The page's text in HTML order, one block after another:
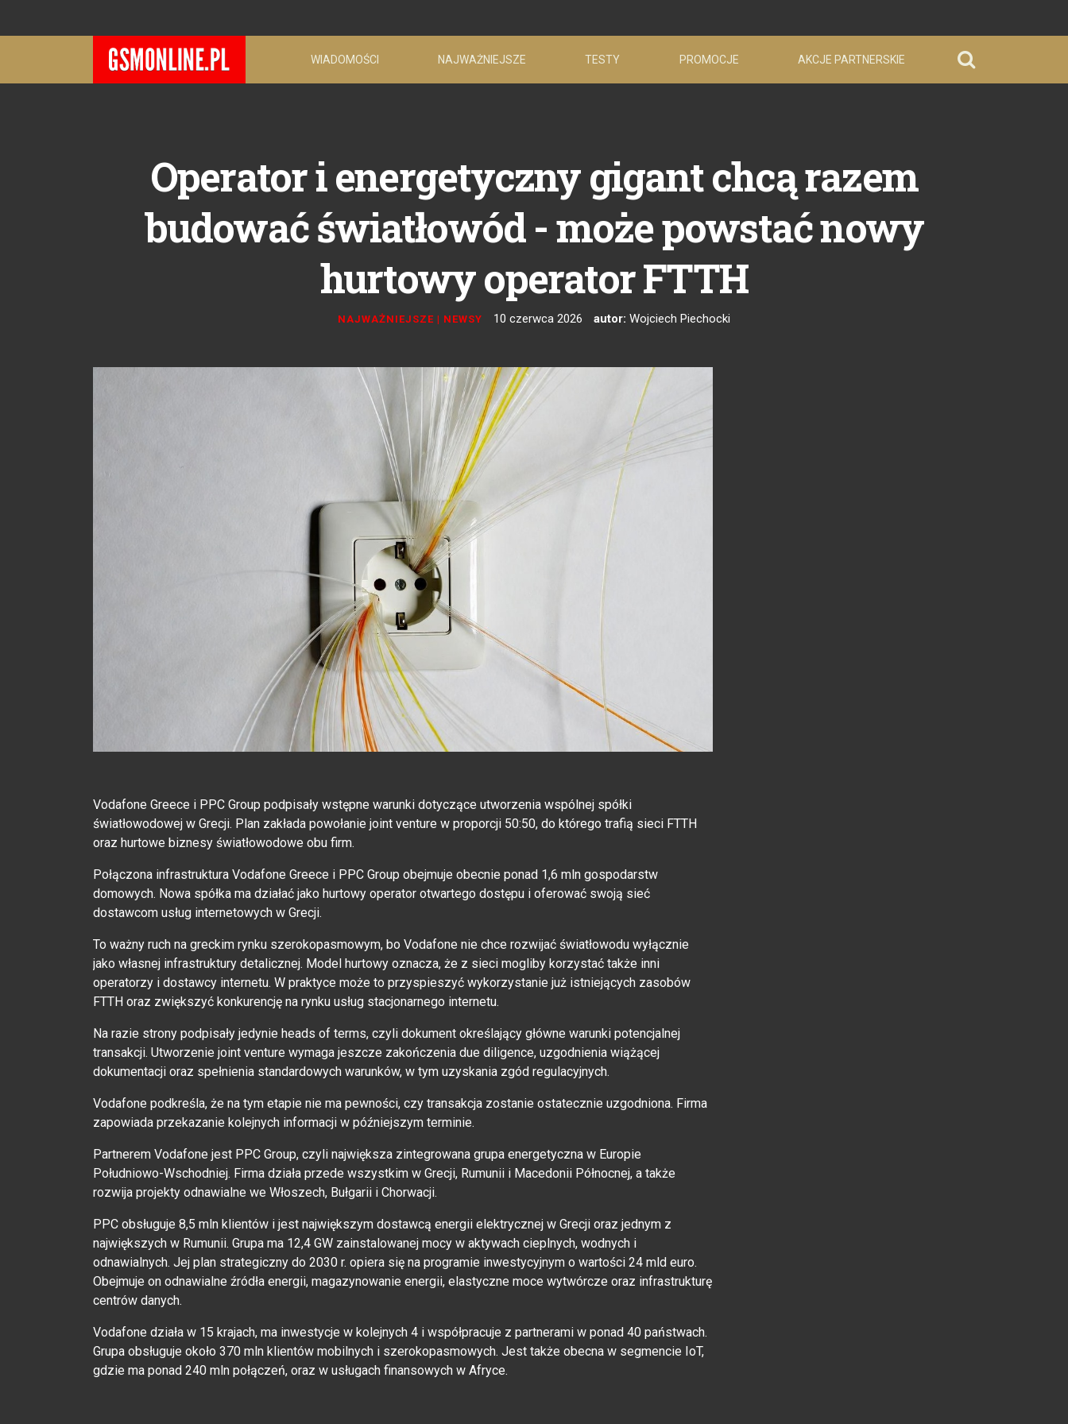
WIADOMOŚCI NAJWAŻNIEJSZE TESTY PROMOCJE AKCJE PARTNERSKIE
Operator i energetyczny gigant chcą razem
budować światłowód - może powstać nowy
hurtowy operator FTTH
NAJWAŻNIEJSZE | NEWSY 10 czerwca 2026 autor: Wojciech Piechocki
Vodafone Greece i PPC Group podpisały wstępne warunki dotyczące utworzenia wspólnej spółki
światłowodowej w Grecji. Plan zakłada powołanie joint venture w proporcji 50:50, do którego trafią sieci FTTH
oraz hurtowe biznesy światłowodowe obu firm.
Połączona infrastruktura Vodafone Greece i PPC Group obejmuje obecnie ponad 1,6 mln gospodarstw
domowych. Nowa spółka ma działać jako hurtowy operator otwartego dostępu i oferować swoją sieć
dostawcom usług internetowych w Grecji.
To ważny ruch na greckim rynku szerokopasmowym, bo Vodafone nie chce rozwijać światłowodu wyłącznie
jako własnej infrastruktury detalicznej. Model hurtowy oznacza, że z sieci mogliby korzystać także inni
operatorzy i dostawcy internetu. W praktyce może to przyspieszyć wykorzystanie już istniejących zasobów
FTTH oraz zwiększyć konkurencję na rynku usług stacjonarnego internetu.
Na razie strony podpisały jedynie heads of terms, czyli dokument określający główne warunki potencjalnej
transakcji. Utworzenie joint venture wymaga jeszcze zakończenia due diligence, uzgodnienia wiążącej
dokumentacji oraz spełnienia standardowych warunków, w tym uzyskania zgód regulacyjnych.
Vodafone podkreśla, że na tym etapie nie ma pewności, czy transakcja zostanie ostatecznie uzgodniona. Firma
zapowiada przekazanie kolejnych informacji w późniejszym terminie.
Partnerem Vodafone jest PPC Group, czyli największa zintegrowana grupa energetyczna w Europie
Południowo-Wschodniej. Firma działa przede wszystkim w Grecji, Rumunii i Macedonii Północnej, a także
rozwija projekty odnawialne we Włoszech, Bułgarii i Chorwacji.
PPC obsługuje 8,5 mln klientów i jest największym dostawcą energii elektrycznej w Grecji oraz jednym z
największych w Rumunii. Grupa ma 12,4 GW zainstalowanej mocy w aktywach cieplnych, wodnych i
odnawialnych. Jej plan strategiczny do 2030 r. opiera się na programie inwestycyjnym o wartości 24 mld euro.
Obejmuje on odnawialne źródła energii, magazynowanie energii, elastyczne moce wytwórcze oraz infrastrukturę
centrów danych.
Vodafone działa w 15 krajach, ma inwestycje w kolejnych 4 i współpracuje z partnerami w ponad 40 państwach.
Grupa obsługuje około 370 mln klientów mobilnych i szerokopasmowych. Jest także obecna w segmencie IoT,
gdzie ma ponad 240 mln połączeń, oraz w usługach finansowych w Afryce.